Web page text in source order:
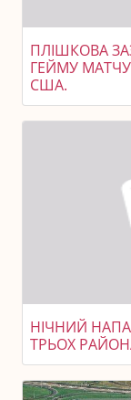
ПЛІШКОВА
ГЕЙМУ
США.
НІЧНИЙ
ТРЬОХ